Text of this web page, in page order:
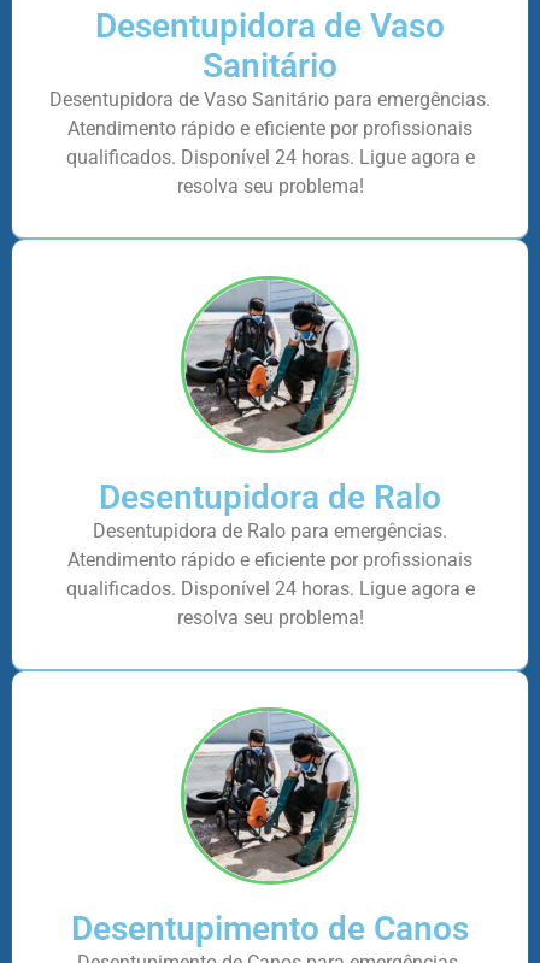
Desentupidora de Vaso
Sanitário
Desentupidora de Vaso Sanitário para emergências.
Atendimento rápido e eficiente por profissionais
qualificados. Disponível 24 horas. Ligue agora e
resolva seu problema!
Desentupidora de Ralo
Desentupidora de Ralo para emergências.
Atendimento rápido e eficiente por profissionais
qualificados. Disponível 24 horas. Ligue agora e
resolva seu problema!
Desentupimento de Canos